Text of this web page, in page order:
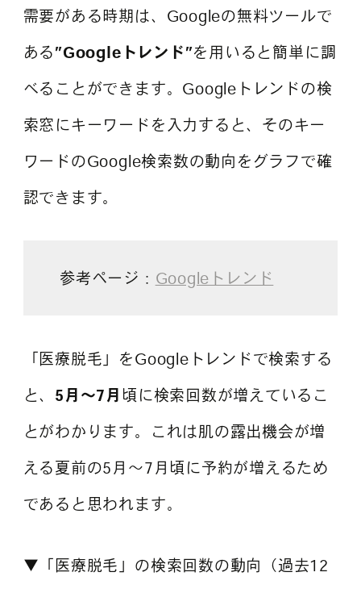
需要がある時期は、Googleの無料ツールで
ある ”Googleトレンド”を用いると簡単に調
べることができます。Googleトレンドの検
索窓にキーワードを入力すると、そのキー
ワードのGoogle検索数の動向をグラフで確
認できます。
参考ページ： Googleトレンド
「医療脱毛」をGoogleトレンドで検索する
と、 5月～7月 頃に検索回数が増えているこ
とがわかります。これは肌の露出機会が増
える夏前の5月～7月頃に予約が増えるため
であると思われます。
▼「医療脱毛」の検索回数の動向（過去12